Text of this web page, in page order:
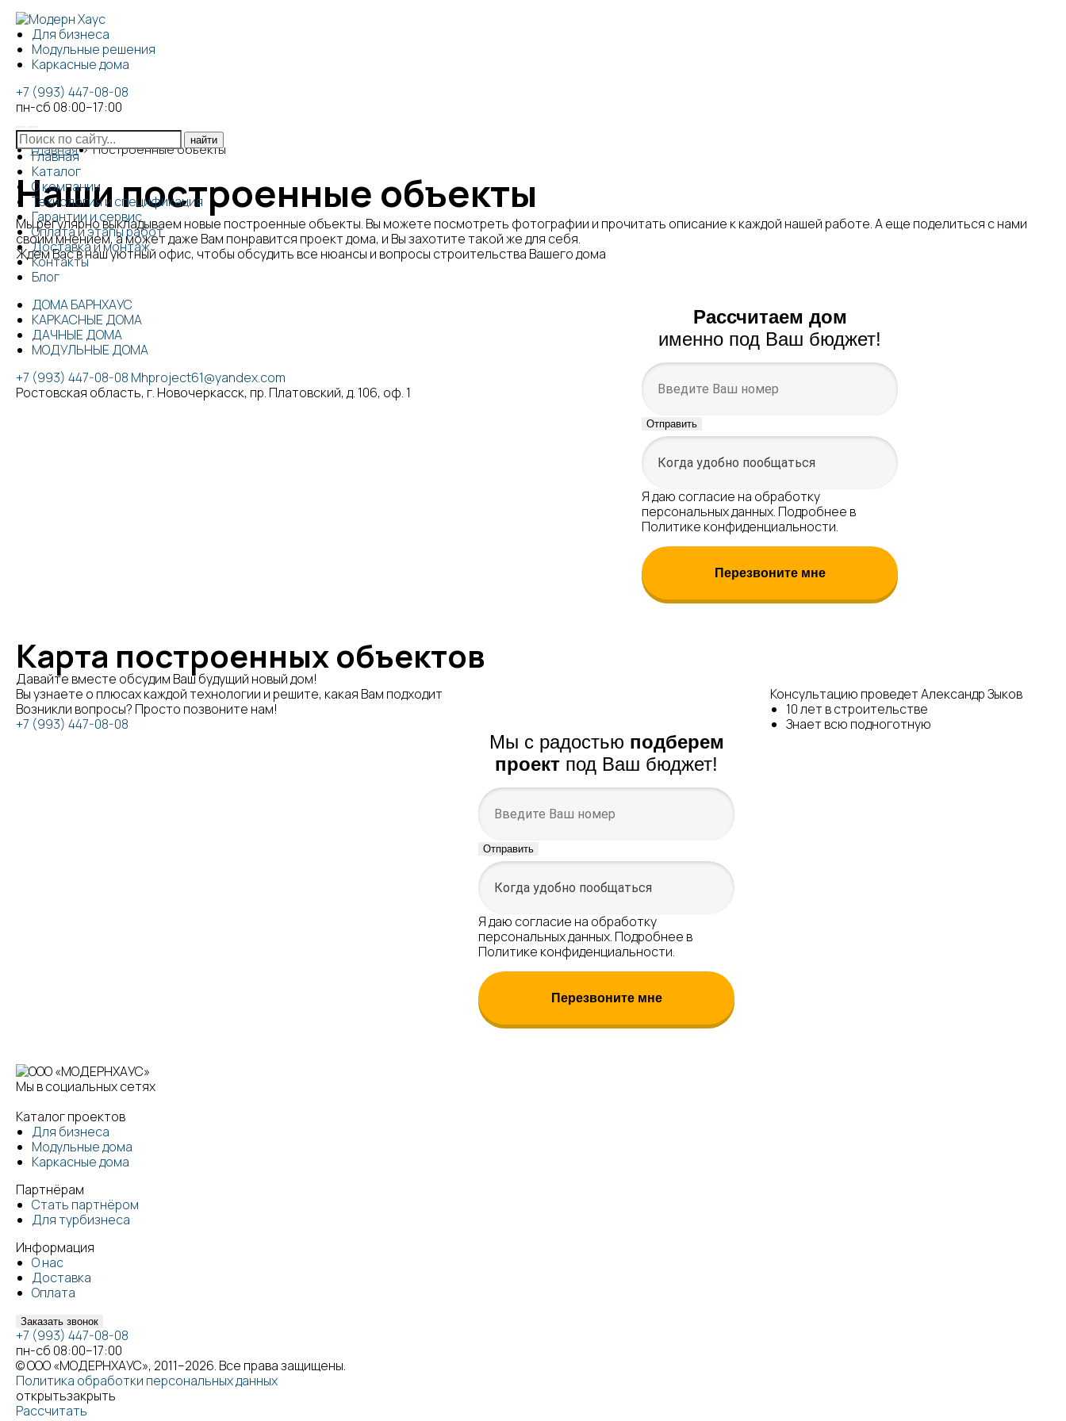
Для бизнеса
Модульные решения
Каркасные дома
+7 (993) 447-08-08
пн-сб 08:00–17:00
Главная
Каталог
О компании
Технология и спецификация
Гарантии и сервис
Оплата и этапы работ
Доставка и монтаж
Контакты
Блог
ДОМА БАРНХАУС
КАРКАСНЫЕ ДОМА
ДАЧНЫЕ ДОМА
МОДУЛЬНЫЕ ДОМА
+7 (993) 447-08-08 Mhproject61@yandex.com
Ростовская область, г. Новочеркасск, пр. Платовский, д. 106, оф. 1
Главная Построенные объекты
Наши построенные объекты
Мы регулярно выкладываем новые построенные объекты. Вы можете посмотреть фотографии и прочитать описание к каждой нашей работе. А еще поделиться с нами
своим мнением, а может даже Вам понравится проект дома, и Вы захотите такой же для себя.
Ждем Вас в наш уютный офис, чтобы обсудить все нюансы и вопросы строительства Вашего дома
Рассчитаем дом
именно под Ваш бюджет!
Отправить
Я даю согласие на обработку
персональных данных. Подробнее в
Политике конфиденциальности.
Перезвоните мне
Карта построенных объектов
Давайте вместе обсудим Ваш будущий новый дом!
Вы узнаете о плюсах каждой технологии и решите, какая Вам подходит
Возникли вопросы? Просто позвоните нам!
+7 (993) 447-08-08
Мы с радостью подберем
проект под Ваш бюджет!
Отправить
Я даю согласие на обработку
персональных данных. Подробнее в
Политике конфиденциальности.
Перезвоните мне
Консультацию проведет Александр Зыков
10 лет в строительстве
Знает всю подноготную
Мы в социальных сетях
Каталог проектов
Для бизнеса
Модульные дома
Каркасные дома
Партнёрам
Стать партнёром
Для турбизнеса
Информация
О нас
Доставка
Оплата
Заказать звонок
+7 (993) 447-08-08
пн-сб 08:00–17:00
© ООО «МОДЕРНХАУС», 2011–2026. Все права защищены.
Политика обработки персональных данных
открытьзакрыть
Рассчитать